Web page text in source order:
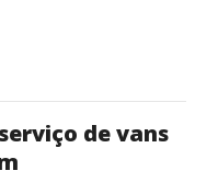
de vans